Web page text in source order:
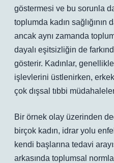
göstermesi ve bu sorunla
toplumda kadın
ancak aynı zamanda
dayalı eşitsizliğin de
gösterir. Kadınlar,
işlevlerini üstlenirken,
çok dışsal tıbbi
Bir örnek olay üzerinden
birçok kadın, idrar yolu
kendi başlarına tedavi
arkasında toplumsal